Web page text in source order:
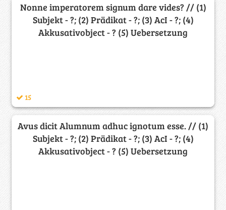
Nonne imperatorem signum dare vides? // (1)
Subjekt - ?; (2) Prädikat - ?; (3) AcI - ?; (4)
Akkusativobject - ? (5) Uebersetzung
15
Avus dicit Alumnum adhuc ignotum esse. // (1)
Subjekt - ?; (2) Prädikat - ?; (3) AcI - ?; (4)
Akkusativobject - ? (5) Uebersetzung